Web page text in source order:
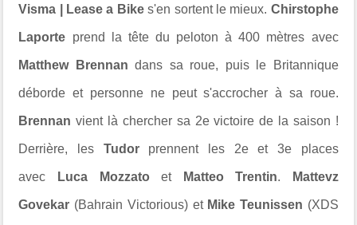
Visma | Lease a Bikes'en sortent le mieux. Chirstophe
Laporte prend la tête du peloton à 400 mètres avec
Matthew Brennan dans sa roue, puis le Britannique
déborde et personne ne peut s'accrocher à sa roue.
Brennanvient là chercher sa 2e victoire de la saison !
Derrière, les Tudor prennent les 2e et 3e places
avec Luca Mozzato et Matteo Trentin. Mattevz
Govekar (Bahrain Victorious) et Mike Teunissen (XDS